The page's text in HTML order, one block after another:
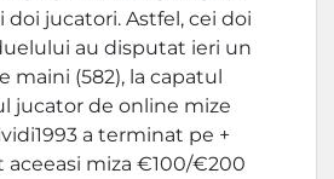
doi jucatori. Astfel, cei doi
au disputat ieri un
maini (582), la capatul
jucator de online mize
a terminat pe +
aceeasi miza €100/€200